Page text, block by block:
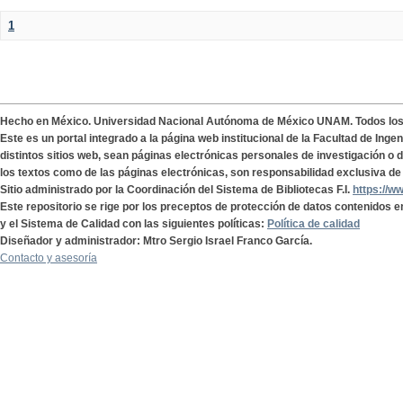
1
Hecho en México. Universidad Nacional Autónoma de México UNAM. Todos
Este es un portal integrado a la página web institucional de la Facultad de
distintos sitios web, sean páginas electrónicas personales de investigación o
los textos como de las páginas electrónicas, son responsabilidad exclusiva
Sitio administrado por la Coordinación del Sistema de Bibliotecas F.I. https://
Este repositorio se rige por los preceptos de protección de datos contenidos
y el Sistema de Calidad con las siguientes políticas: Política de calidad
Diseñador y administrador: Mtro Sergio Israel Franco García.
Contacto y asesoría